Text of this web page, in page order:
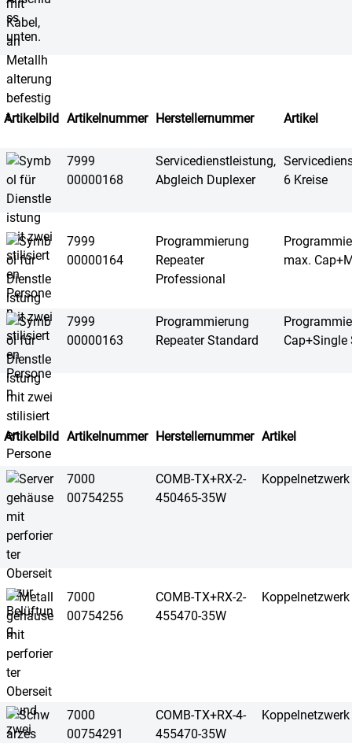
Artikelbild Artikelnummer Herstellernummer Artikel
7999
00000168
Servicedienstleistung,
Abgleich Duplexer
6 Kreise
7999
00000164
Programmierung
Repeater
Professional
max.
7999
00000163
Programmierung
Repeater Standard
Cap+Single
Artikelbild Artikelnummer Herstellernummer Artikel
7000
00754255
COMB-TX+RX-2-
450465-35W
Koppelnetzwerk
7000
00754256
COMB-TX+RX-2-
455470-35W
Koppelnetzwerk
7000
00754291
COMB-TX+RX-4-
455470-35W
Koppelnetzwerk